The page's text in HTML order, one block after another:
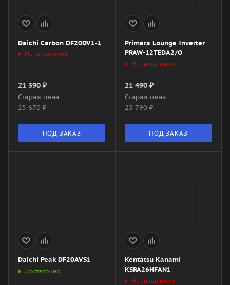
Daichi Carbon DF20DV1-1
Нет в наличии
21 390 ₽
Старая цена
25 670₽
ПОД ЗАКАЗ
Primera Lounge Inverter
PRAW-12TEDA2/O
Нет в наличии
21 490₽
Старая цена
25 790₽
ПОД ЗАКАЗ
Daichi Peak DF20AVS1
Достаточно
Kentatsu Kanami
KSRA26HFAN1
Нет в наличии